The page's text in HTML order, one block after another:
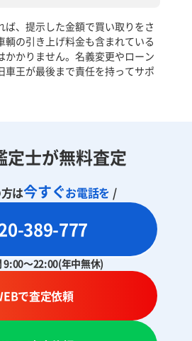
ば、提示した金額で買い取りをさ
輌の引き上げ料金も含まれている
かかりません。名義変更やローン
車王が最後まで責任を持ってサポ
定士が無料査定
は今すぐお電話を /
389-777
9:00～22:00(年中無休)
で査定依頼